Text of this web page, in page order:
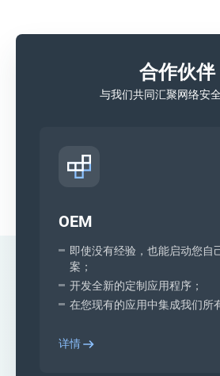
合作伙伴
与我们共同汇聚网络安全
OEM
即使没有经验，也能启动您自
案；
开发全新的定制应用程序；
在您现有的应用中集成我们所
详情